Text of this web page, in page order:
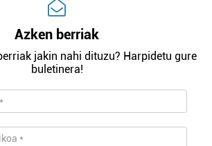
Azken berriak
jakin nahi dituzu? Harpidetu gure
buletinera!